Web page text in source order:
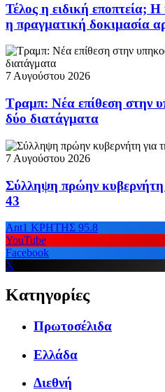
Τέλος η ειδική εποπτεία;
η πραγματική δοκιμασία
7 Αυγούστου 2026
Τραμπ: Νέα επίθεση στην
δύο διατάγματα
7 Αυγούστου 2026
Σύλληψη πρώην κυβερνήτη
43
Ant1 ΚΡΗΤΗΣ 95.8
YouTube
Facebook
X
Κατηγορίες
Πρωτοσέλιδα
Ελλάδα
Διεθνή